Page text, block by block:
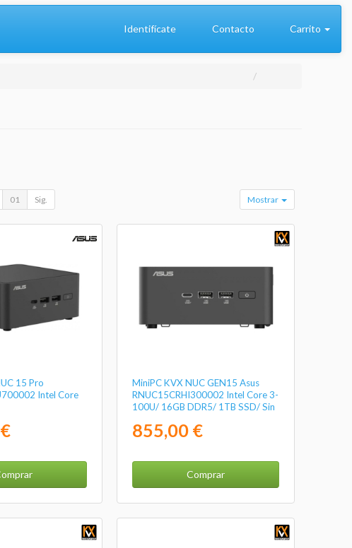
Identifícate Contacto Carrito
01 Sig. Mostrar
15 Pro
Intel Core
MiniPC KVX NUC GEN15 Asus
RNUC15CRHI300002 Intel Core 3-
100U/ 16GB DDR5/ 1TB SSD/ Sin
855,00 €
Comprar